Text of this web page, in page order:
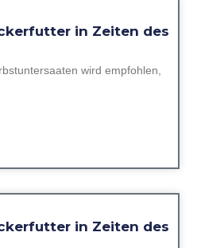
in Zeiten des
wird empfohlen,
in Zeiten des